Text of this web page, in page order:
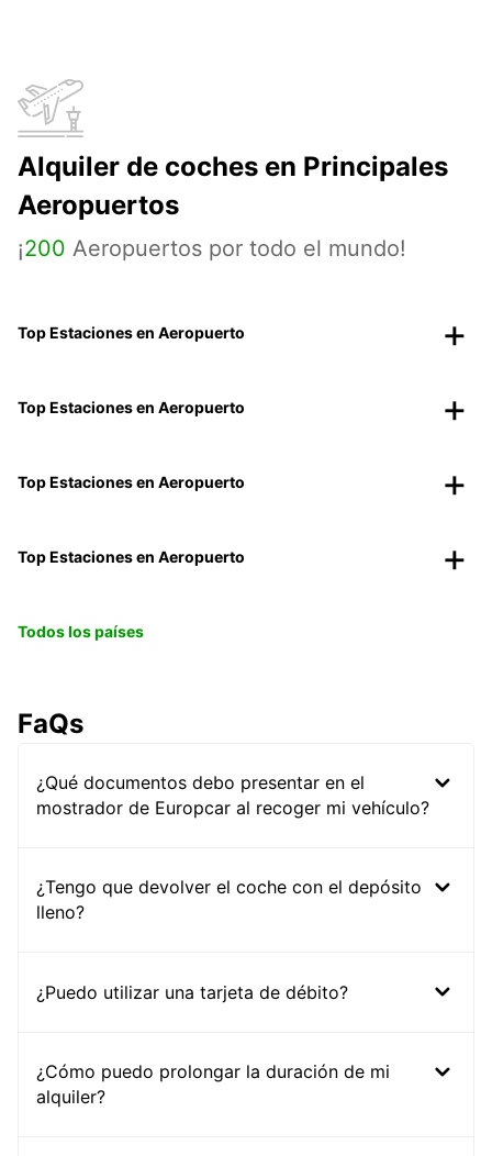
Alquiler de coches en Principales
Aeropuertos
¡200 Aeropuertos por todo el mundo!
Top Estaciones en Aeropuerto
Top Estaciones en Aeropuerto
Top Estaciones en Aeropuerto
Top Estaciones en Aeropuerto
Todos los países
FaQs
¿Qué documentos debo presentar en el
mostrador de Europcar al recoger mi vehículo?
¿Tengo que devolver el coche con el depósito
lleno?
¿Puedo utilizar una tarjeta de débito?
¿Cómo puedo prolongar la duración de mi
alquiler?